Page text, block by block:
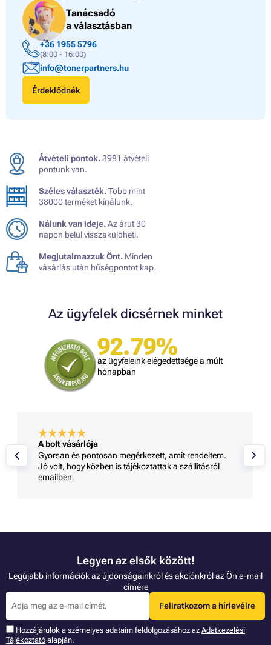
Tanácsadó
a választásban
+36 1955 5796
(8:00 - 16:00)
info@tonerpartners.hu
Érdeklődnék
Átvételi pontok.3981 átvételi
pontunk van.
Széles választék.Több mint
38000 terméket kínálunk.
Nálunk van ideje.Az árut 30
napon belül visszaküldheti.
Megjutalmazzuk Önt. Minden
vásárlás után hűségpontot kap.
Az ügyfelek dicsérnek minket
92.79%
az ügyfeleink elégedettsége a múlt
hónapban
A bolt vásárlója
Gyorsan és pontosan megérkezett, amit rendeltem.
Jó volt, hogy közben is tájékoztattak a szállításról
emailben.
Legyen az elsők között!
Legújabb információk az újdonságainkról és akciónkról az Ön e-mail
címére
Feliratkozom a hírlevélre
Hozzájárulok a szémelyes adataim feldolgozásához az Adatkezelési
Tájékoztató alapján.